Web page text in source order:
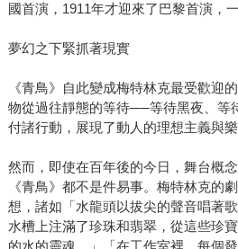
國首演，1911年才迎來了巴黎首演，一
夢幻之下緊抓著現實
《青鳥》自此變成梅特林克最受歡迎
物從過往靜態的等待──等待黑夜、等
付諸行動，展現了動人的理想主義與樂
然而，即使在百年後的今日，舞台概
《青鳥》都不是件易事。梅特林克的
想，諸如「水龍頭以拔尖的聲音唱著
水槽上注滿了珍珠和翡翠，從這些珍
的水的靈魂。」「在工作室裡，每個